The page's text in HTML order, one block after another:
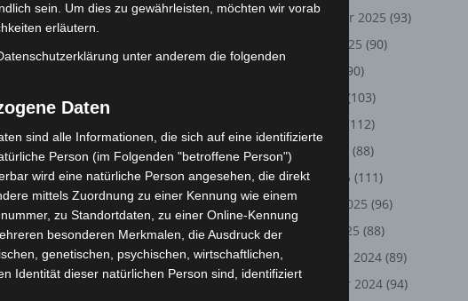
September 2025 (93)
August 2025 (90)
(90)
(103)
(112)
April 2025
(88)
März 2025 (111)
Februar 2025 (96)
Januar 2025 (88)
Dezember 2024 (89)
November 2024 (94)
sein. Um dies zu gewährleisten, möchten wir vorab
erläutern.
unter anderem die folgenden
Daten
sind alle Informationen, die sich auf eine identifizierte
Person (im Folgenden "betroffene Person")
wird eine natürliche Person angesehen, die direkt
mittels Zuordnung zu einer Kennung wie einem
zu Standortdaten, zu einer Online-Kennung
besonderen Merkmalen, die Ausdruck der
genetischen, psychischen, wirtschaftlichen,
Identität dieser natürlichen Person sind, identifiziert